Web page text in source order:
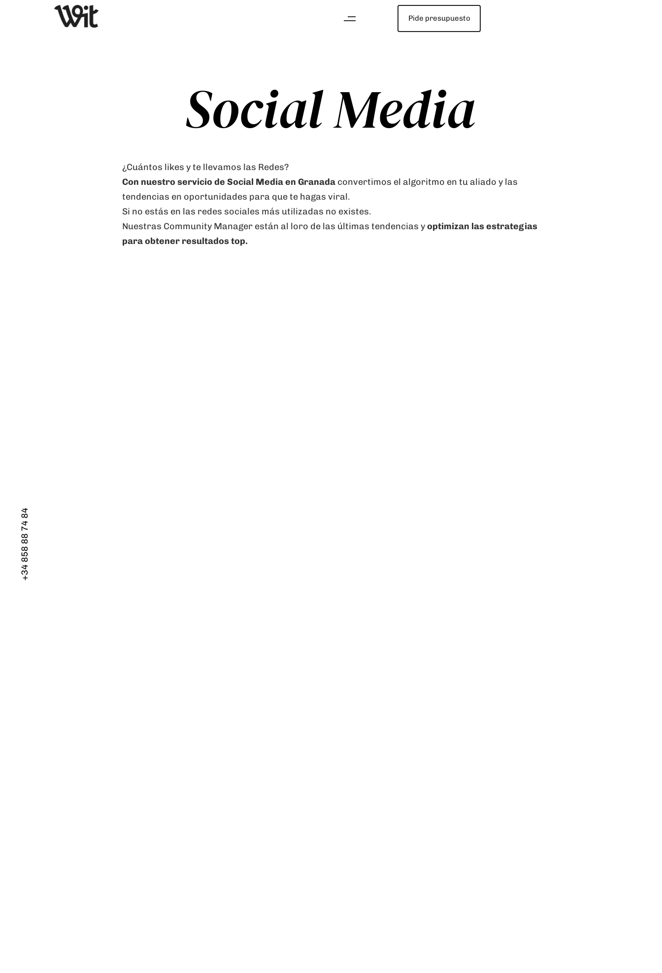
Pide presupuesto
+34 858 88 74 84
Social Media
¿Cuántos likes y te llevamos las Redes?
Con nuestro servicio de Social Media en Granada convertimos el algoritmo en tu aliado y las
tendencias en oportunidades para que te hagas viral.
Si no estás en las redes sociales más utilizadas no existes.
Nuestras Community Manager están al loro de las últimas tendencias yoptimizan las estrategias
para obtener resultados top.